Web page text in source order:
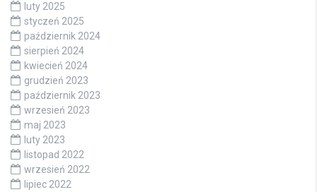
luty 2025
styczeń 2025
październik 2024
sierpień 2024
kwiecień 2024
grudzień 2023
październik 2023
wrzesień 2023
maj 2023
luty 2023
listopad 2022
wrzesień 2022
lipiec 2022